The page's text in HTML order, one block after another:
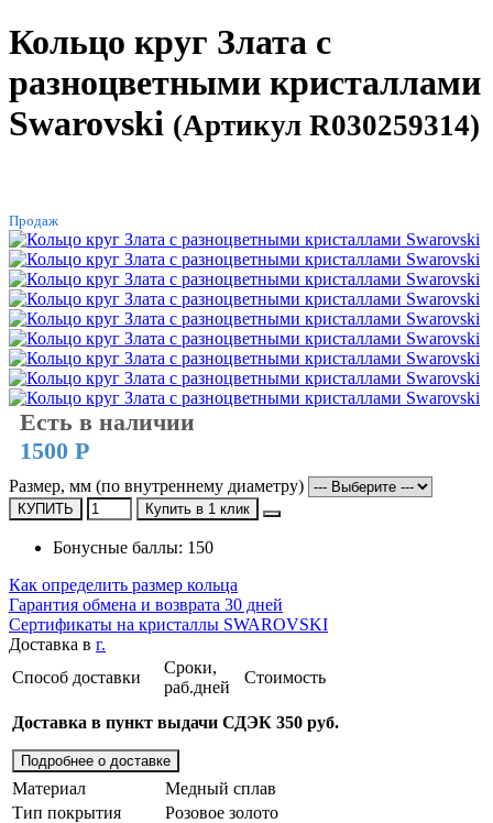
Кольцо круг Злата с
разноцветными кристаллами
Swarovski (Артикул R030259314)
Продаж
Есть в наличии
1500 Р
Размер, мм (по внутреннему диаметру)
КУПИТЬ Купить в 1 клик
Бонусные баллы: 150
Как определить размер кольца
Гарантия обмена и возврата 30 дней
Сертификаты на кристаллы SWAROVSKI
Доставка в г.
Способ доставки
Сроки,
раб.дней
Стоимость
Доставка в пункт выдачи СДЭК 350 руб.
Подробнее о доставке
Материал
Медный сплав
Тип покрытия
Розовое золото